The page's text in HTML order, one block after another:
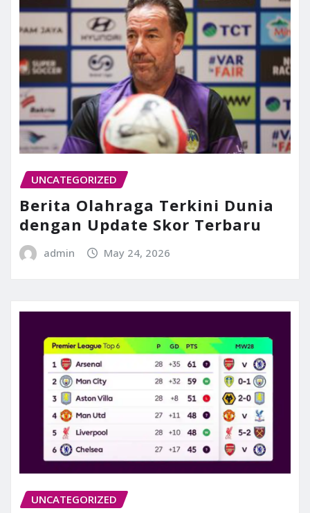
UNCATEGORIZED
Berita Olahraga Terkini Dunia
dengan Update Skor Terbaru
admin May 24, 2026
UNCATEGORIZED